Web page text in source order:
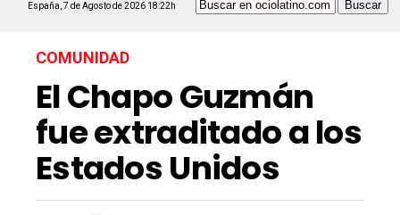
España, 7 de Agosto de 2026 18:22h
COMUNIDAD
El Chapo Guzmán
fue extraditado a los
Estados Unidos